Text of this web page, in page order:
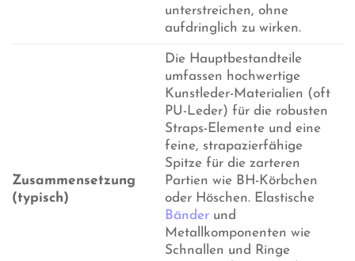
unterstreichen, ohne
aufdringlich zu wirken.
Zusammensetzung
(typisch)
Die Hauptbestandteile
umfassen hochwertige
Kunstleder-Materialien (oft
PU-Leder) für die robusten
Straps-Elemente und eine
feine, strapazierfähige
Spitze für die zarteren
Partien wie BH-Körbchen
oder Höschen. Elastische
Bänderund
Metallkomponenten wie
Schnallen und Ringe